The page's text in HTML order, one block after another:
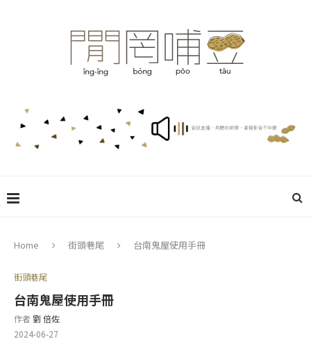
Home 街頭巷尾 台南鬼屋使用手冊
街頭巷尾
台南鬼屋使用手冊
作者劉 倍佐
2024-06-27